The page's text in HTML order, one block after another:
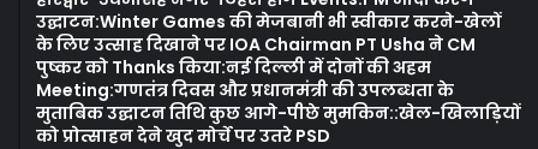
उद्घाटन:Winter Games की मेजबानी भी स्वीकार करने-खेलों
के लिए उत्साह दिखाने पर IOA Chairman PT Usha ने CM
पुष्कर को Thanks किया:नई दिल्ली में दोनों की अहम
Meeting:गणतंत्र दिवस और प्रधानमंत्री की उपलब्धता के
मुताबिक उद्घाटन तिथि कुछ आगे-पीछे मुमकिन::खेल-खिलाड़ियों
को प्रोत्साहन देने खुद मोर्चे पर उतरे PSD